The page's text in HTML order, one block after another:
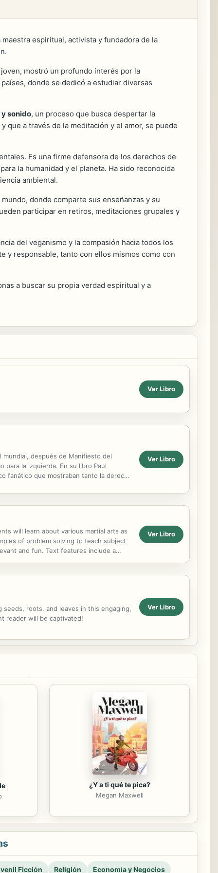
espiritual, activista y fundadora de la
mostró un profundo interés por la
donde se dedicó a estudiar diversas
sonido, un proceso que busca despertar la
que a través de la meditación y el amor, se puede
Es una firme defensora de los derechos de
la humanidad y el planeta. Ha sido reconocida
ambiental.
donde comparte sus enseñanzas y su
participar en retiros, meditaciones grupales y
del veganismo y la compasión hacia todos los
y responsable, tanto con ellos mismos como con
a buscar su propia verdad espiritual y a
Ver Libro
mundial, después de Manifiesto del
para la izquierda. En su libro Paul
fanático que mostraban tanto la derecha
Ver Libro
will learn about various martial arts as
of problem solving to teach subject
and fun. Text features include a
Ver Libro
roots, and leaves in this engaging,
reader will be captivated!
Ver Libro
¿Y a ti qué te pica?
Megan Maxwell
Ficción Religión Economía y Negocios